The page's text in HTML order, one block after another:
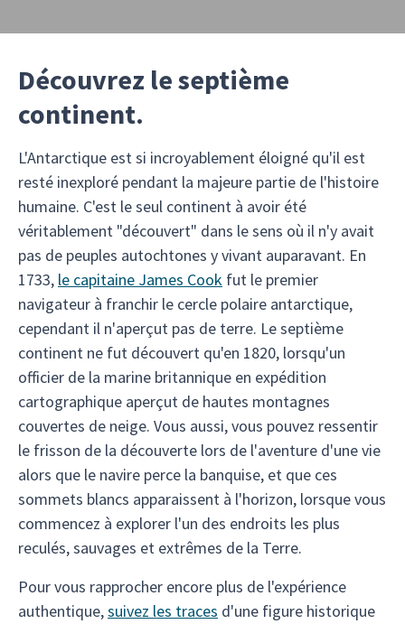
Découvrez le septième
continent.
L'Antarctique est si incroyablement éloigné qu'il est
resté inexploré pendant la majeure partie de l'histoire
humaine. C'est le seul continent à avoir été
véritablement "découvert" dans le sens où il n'y avait
pas de peuples autochtones y vivant auparavant. En
1733, le capitaine James Cook fut le premier
navigateur à franchir le cercle polaire antarctique,
cependant il n'aperçut pas de terre. Le septième
continent ne fut découvert qu'en 1820, lorsqu'un
officier de la marine britannique en expédition
cartographique aperçut de hautes montagnes
couvertes de neige. Vous aussi, vous pouvez ressentir
le frisson de la découverte lors de l'aventure d'une vie
alors que le navire perce la banquise, et que ces
sommets blancs apparaissent à l'horizon, lorsque vous
commencez à explorer l'un des endroits les plus
reculés, sauvages et extrêmes de la Terre.
Pour vous rapprocher encore plus de l'expérience
authentique,suivez les traces d'une figure historique